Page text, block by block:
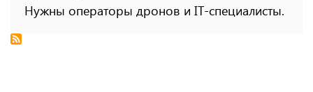
Нужны операторы дронов и IT-специалисты.